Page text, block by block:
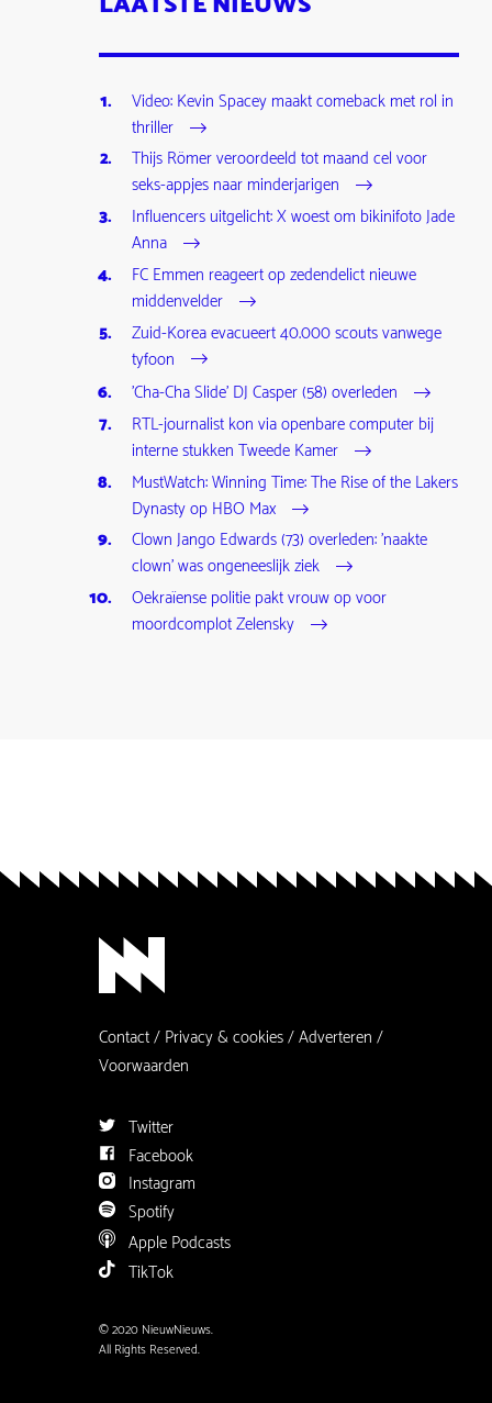
Video: Kevin Spacey maakt comeback met rol in
thriller
Thijs Römer veroordeeld tot maand cel voor
seks-appjes naar minderjarigen
Influencers uitgelicht: X woest om bikinifoto Jade
Anna
FC Emmen reageert op zedendelict nieuwe
middenvelder
Zuid-Korea evacueert 40.000 scouts vanwege
tyfoon
'Cha-Cha Slide' DJ Casper (58) overleden
RTL-journalist kon via openbare computer bij
interne stukken Tweede Kamer
MustWatch: Winning Time: The Rise of the Lakers
Dynasty op HBO Max
Clown Jango Edwards (73) overleden: 'naakte
clown' was ongeneeslijk ziek
Oekraïense politie pakt vrouw op voor
moordcomplot Zelensky
Contact Privacy & cookies Adverteren
Voorwaarden
Twitter
Facebook
Instagram
Spotify
Apple Podcasts
TikTok
© 2020 NieuwNieuws.
All Rights Reserved.